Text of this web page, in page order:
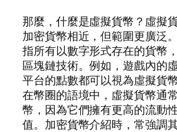
那麼，什麼是虛擬貨幣？虛擬
加密貨幣相近，但範圍更廣泛
指所有以數字形式存在的貨幣
區塊鏈技術。例如，遊戲內的
平台的點數都可以視為虛擬貨
在幣圈的語境中，虛擬貨幣通
幣，因為它們擁有更高的流動
值。加密貨幣介紹時，常強調